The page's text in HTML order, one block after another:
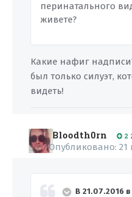
перинатального
живете?
Какие нафиг
был только силуэт,
видеть!
Bloodth0rn 2
Опубликовано: 21
В 21.07.2016